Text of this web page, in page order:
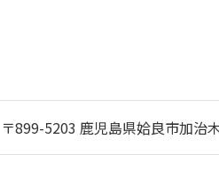
〒899-5203 鹿児島県姶良市加治